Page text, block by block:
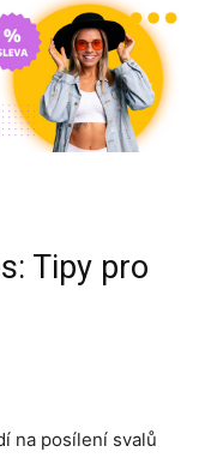
Tipy pro
na posílení svalů